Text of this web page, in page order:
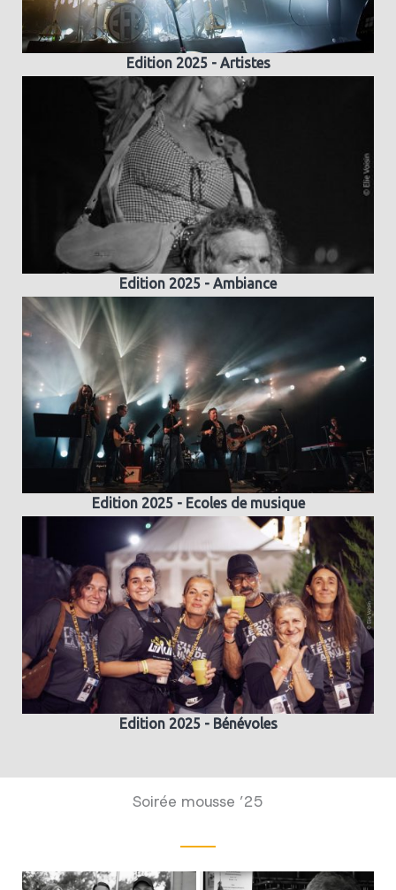
Edition 2025 - Artistes
Edition 2025 - Ambiance
Edition 2025 - Ecoles de musique
Edition 2025 - Bénévoles
Soirée mousse ’25